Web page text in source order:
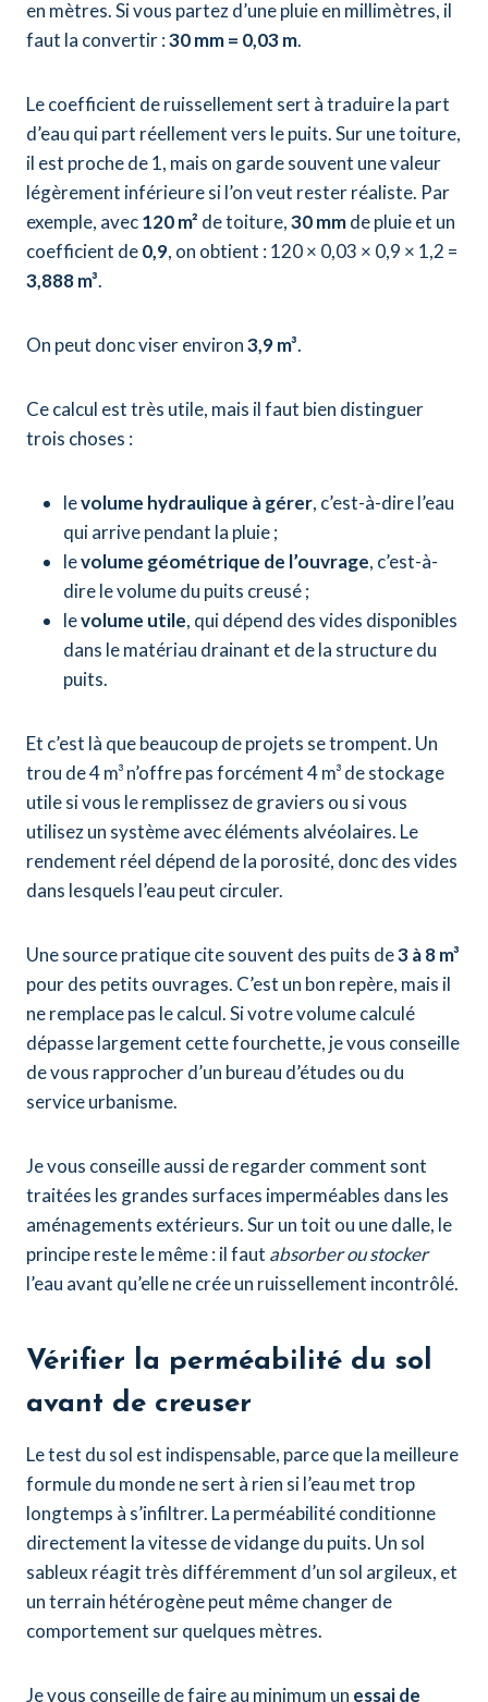
en mètres. Si vous partez d’une pluie en millimètres, il
faut la convertir :30 mm = 0,03 m.
Le coefficient de ruissellement sert à traduire la part
d’eau qui part réellement vers le puits. Sur une toiture,
il est proche de 1, mais on garde souvent une valeur
légèrement inférieure si l’on veut rester réaliste. Par
exemple, avec120 m² de toiture,30 mmde pluie et un
coefficient de0,9, on obtient : 120 × 0,03 × 0,9 × 1,2 =
3,888 m³.
On peut donc viser environ3,9 m³.
Ce calcul est très utile, mais il faut bien distinguer
trois choses :
levolume hydraulique à gérer, c’est-à-dire l’eau
qui arrive pendant la pluie ;
levolume géométrique de l’ouvrage, c’est-à-
dire le volume du puits creusé ;
levolume utile, qui dépend des vides disponibles
dans le matériau drainant et de la structure du
puits.
Et c’est là que beaucoup de projets se trompent. Un
trou de 4 m³ n’offre pas forcément 4 m³ de stockage
utile si vous le remplissez de graviers ou si vous
utilisez un système avec éléments alvéolaires. Le
rendement réel dépend de la porosité, donc des vides
dans lesquels l’eau peut circuler.
Une source pratique cite souvent des puits de3 à 8 m³
pour des petits ouvrages. C’est un bon repère, mais il
ne remplace pas le calcul. Si votre volume calculé
dépasse largement cette fourchette, je vous conseille
de vous rapprocher d’un bureau d’études ou du
service urbanisme.
Je vous conseille aussi de regarder comment sont
traitées les grandes surfaces imperméables dans les
aménagements extérieurs. Sur un toit ou une dalle, le
principe reste le même : il faut absorber ou stocker
l’eau avant qu’elle ne crée un ruissellement incontrôlé.
Vérifier la perméabilité du sol
avant de creuser
Le test du sol est indispensable, parce que la meilleure
formule du monde ne sert à rien si l’eau met trop
longtemps à s’infiltrer. La perméabilité conditionne
directement la vitesse de vidange du puits. Un sol
sableux réagit très différemment d’un sol argileux, et
un terrain hétérogène peut même changer de
comportement sur quelques mètres.
Je vous conseille de faire au minimum un essai de